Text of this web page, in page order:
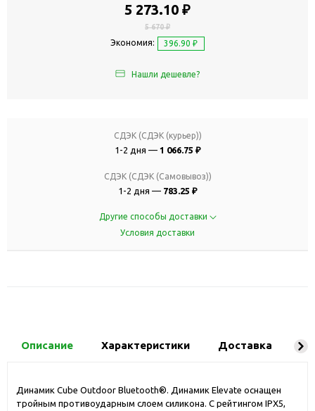
5 273.10 ₽
5 670 ₽
Экономия: 396.90 ₽
Нашли дешевле?
СДЭК (СДЭК (курьер))
1-2 дня — 1 066.75 ₽
СДЭК (СДЭК (Самовывоз))
1-2 дня — 783.25 ₽
Другие способы доставки
Условия доставки
Описание Характеристики Доставка
Динамик Cube Outdoor Bluetooth®. Динамик Elevate оснащен
тройным противоударным слоем силикона. С рейтингом IPX5,